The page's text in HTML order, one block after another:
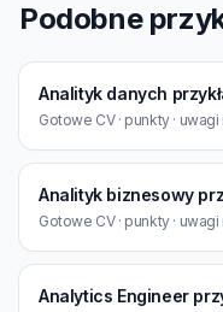
Podobne
Analityk danych
Gotowe CV · punkty ·
Analityk biznesowy
Gotowe CV · punkty ·
Analytics Engineer